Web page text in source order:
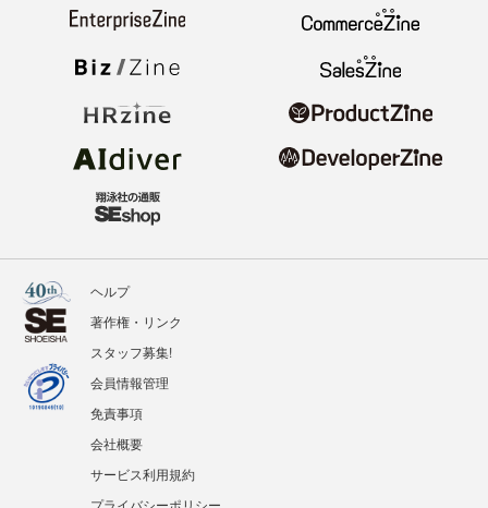
ヘルプ
著作権・リンク
スタッフ募集!
会員情報管理
免責事項
会社概要
サービス利用規約
プライバシーポリシー